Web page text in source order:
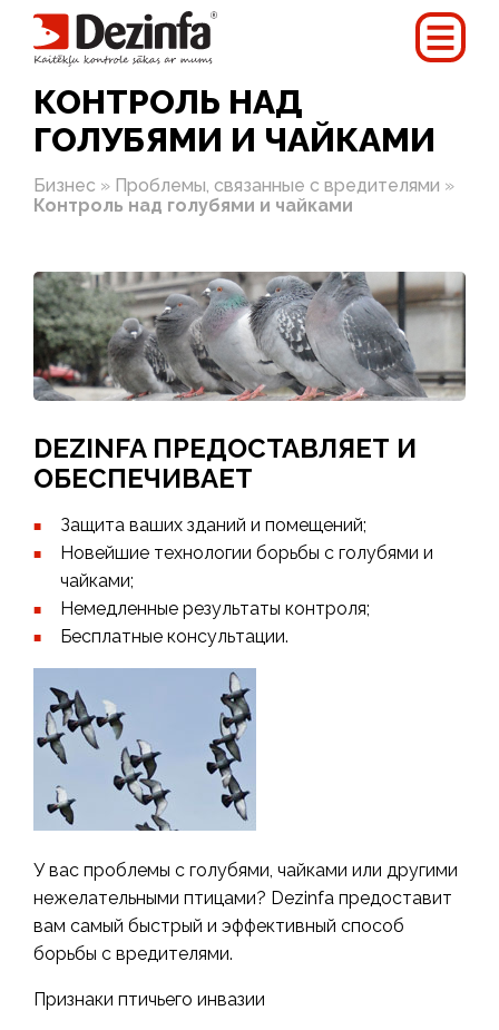
КОНТРОЛЬ НАД
ГОЛУБЯМИ И ЧАЙКАМИ
Бизнес » Проблемы, связанные с вредителями »
Контроль над голубями и чайками
DEZINFA ПРЕДОСТАВЛЯЕТ И
ОБЕСПЕЧИВАЕТ
Защита ваших зданий и помещений;
Новейшие технологии борьбы с голубями и
чайками;
Немедленные результаты контроля;
Бесплатные консультации.
У вас проблемы с голубями, чайками или другими
нежелательными птицами? Dezinfa предоставит
вам самый быстрый и эффективный способ
борьбы с вредителями.
Признаки птичьего инвазии